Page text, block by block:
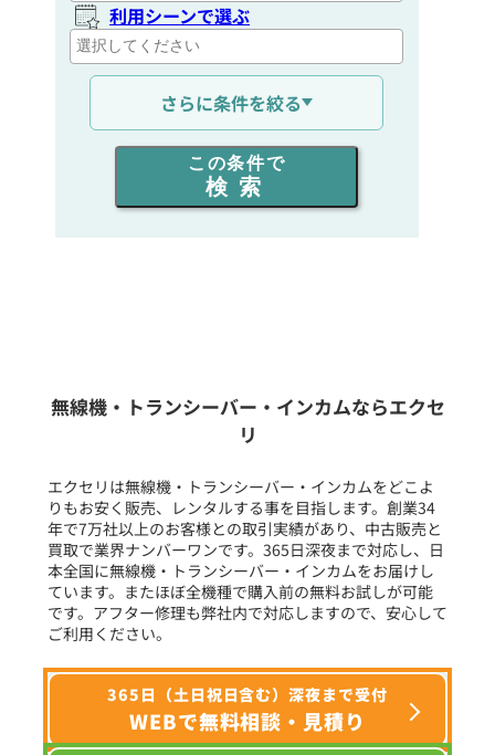
利用シーンで選ぶ
通信距離を選ぶ
出力を選ぶ
同時通話人数を選ぶ
フリーワード入力(製品名等)
選択条件をリセット
さらに条件を絞る
この条件で
検索
無線機・トランシーバー・インカムならエクセ
リ
エクセリは無線機・トランシーバー・インカムをどこよ
りもお安く販売、レンタルする事を目指します。創業34
年で7万社以上のお客様との取引実績があり、中古販売と
買取で業界ナンバーワンです。365日深夜まで対応し、日
本全国に無線機・トランシーバー・インカムをお届けし
ています。またほぼ全機種で購入前の無料お試しが可能
です。アフター修理も弊社内で対応しますので、安心して
ご利用ください。
365日（土日祝日含む）深夜まで受付
WEBで無料相談・見積り